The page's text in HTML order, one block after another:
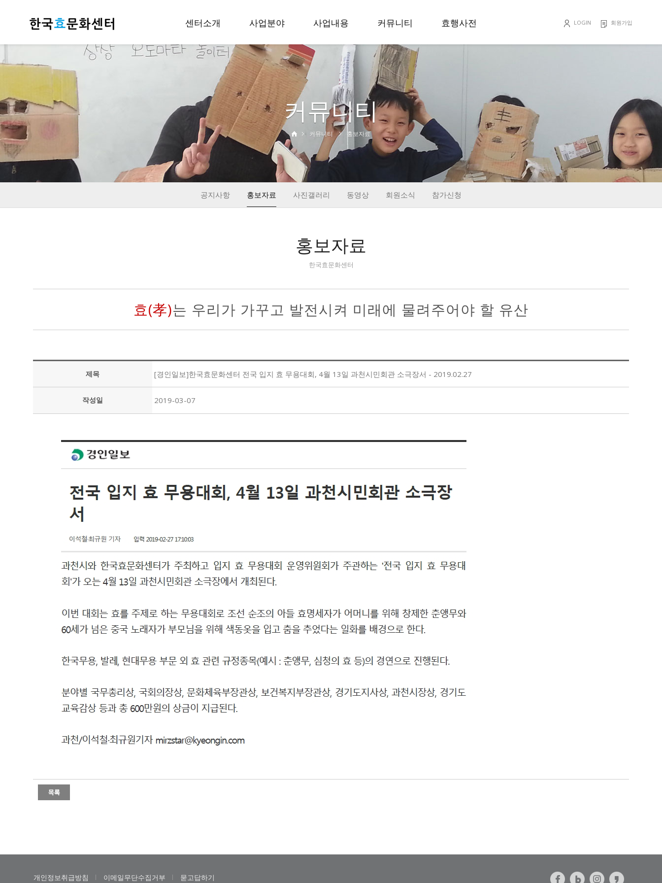
LOGIN 회원가입
센터소개
조직안내
후원하기
재정공지
오시는길
사업분야
축제
공모
무용
학술
교육
사회공헌
출판
창작
사업내용
입지 효 문화예술축
세대공감 사랑과 효
공모전
입지 효 무용대회
대한민국 효 무용제
학술회의
교육활동
출판&컨텐츠
커뮤니티
공지사항
홍보자료
사진갤러리
동영상
회원소식
참가신청
효행사전
커뮤니티
커뮤니티 홍보자료
공지사항 홍보자료 사진갤러리 동영상 회원소식 참가신청
홍보자료
한국효문화센터
효(孝)는 우리가 가꾸고 발전시켜 미래에 물려주어야 할 유산
제목 [경인일보]한국효문화센터 전국 입지 효 무용대회, 4월 13일 과천시민회관 소극장서 - 2019.02.27
작성일 2019-03-07
개인정보취급방침 이메일무단수집거부 묻고답하기